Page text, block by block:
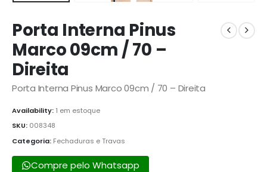
Porta Interna Pinus
Marco 09cm / 70 –
Direita
Porta Interna Pinus Marco 09cm / 70 – Direita
Availability: 1 em estoque
SKU: 008348
Categoria: Fechaduras e Travas
Compre pelo Whatsapp